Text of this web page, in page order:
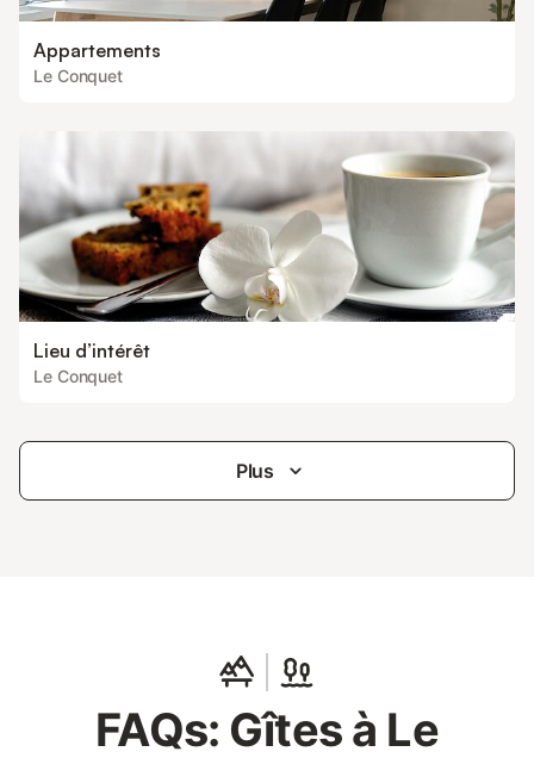
Appartements
Le Conquet
Lieu d’intérêt
Le Conquet
Plus
FAQs: Gîtes à Le